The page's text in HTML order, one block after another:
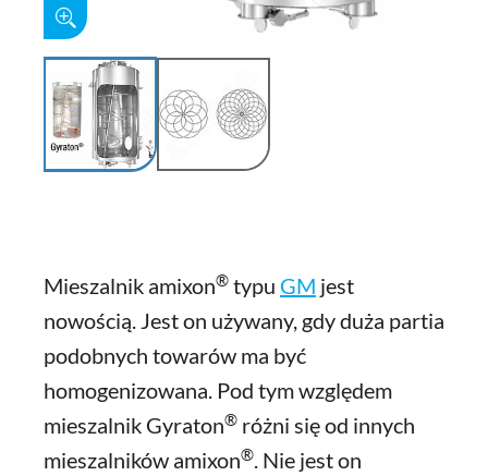
Mieszalnik amixon® typu GM jest
nowością. Jest on używany, gdy duża partia
podobnych towarów ma być
homogenizowana. Pod tym względem
mieszalnik Gyraton® różni się od innych
mieszalników amixon®. Nie jest on